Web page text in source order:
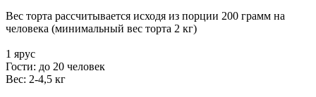
Вес торта рассчитывается исходя из порции 200 грамм на
человека (минимальный вес торта 2 кг)
1 ярус
Гости: до 20 человек
Вес: 2-4,5 кг